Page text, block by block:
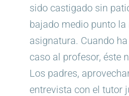
sido castigado sin
bajado medio punto la
asignatura. Cuando
caso al profesor, éste
Los padres,
entrevista con el tutor